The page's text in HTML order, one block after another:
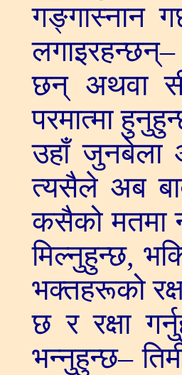
गङ्गास्नान
छन् अथवा
परमात्मा
उहाँ जुनबेला
त्यसैले अब
कसैको मतमा
मिल्नुहुन्छ,
भक्तहरूको
छ र रक्षा
भन्नुहुन्छ–